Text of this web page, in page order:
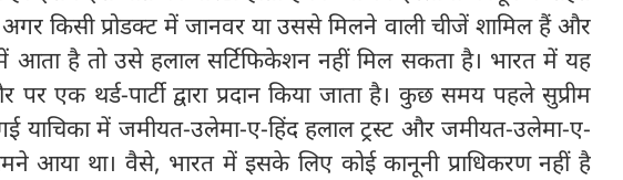
अगर किसी प्रोडक्ट में जानवर या उससे मिलने वाली चीजें शामिल हैं और
आता है तो उसे हलाल सर्टिफिकेशन नहीं मिल सकता है। भारत में यह
एक थर्ड-पार्टी द्वारा प्रदान किया जाता है। कुछ समय पहले सुप्रीम
याचिका में जमीयत-उलेमा-ए-हिंद हलाल ट्रस्ट और जमीयत-उलेमा-ए-
आया था। वैसे, भारत में इसके लिए कोई कानूनी प्राधिकरण नहीं है